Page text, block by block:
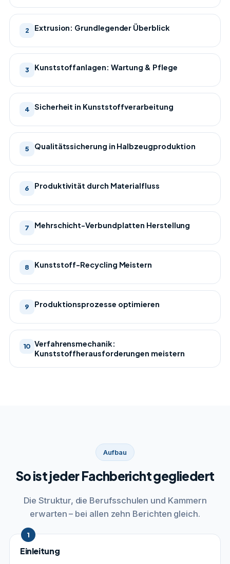
2 Extrusion: Grundlegender Überblick
3 Kunststoffanlagen: Wartung & Pflege
4 Sicherheit in Kunststoffverarbeitung
5 Qualitätssicherung in Halbzeugproduktion
6 Produktivität durch Materialfluss
7 Mehrschicht-Verbundplatten Herstellung
8 Kunststoff-Recycling Meistern
9 Produktionsprozesse optimieren
10 Verfahrensmechanik:
Kunststoffherausforderungen meistern
Aufbau
So ist jeder Fachbericht gegliedert
Die Struktur, die Berufsschulen und Kammern
erwarten – bei allen zehn Berichten gleich.
1
Einleitung